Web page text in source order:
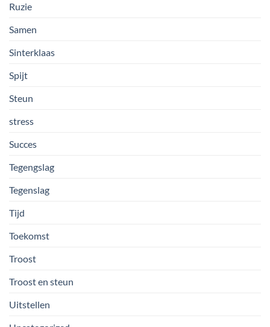
Ruzie
Samen
Sinterklaas
Spijt
Steun
stress
Succes
Tegengslag
Tegenslag
Tijd
Toekomst
Troost
Troost en steun
Uitstellen